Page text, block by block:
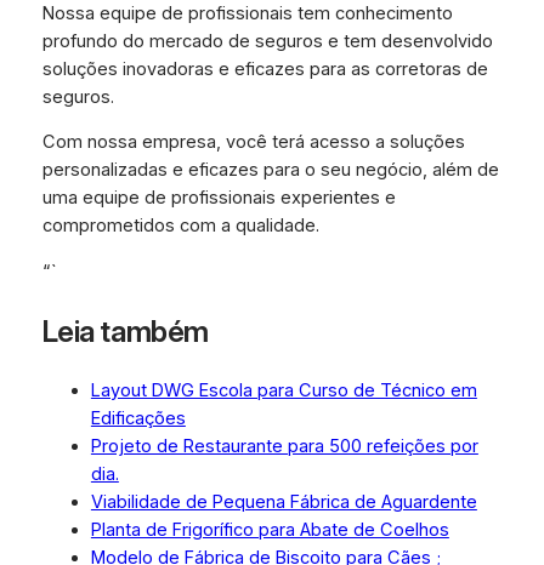
Nossa equipe de profissionais tem conhecimento
profundo do mercado de seguros e tem desenvolvido
soluções inovadoras e eficazes para as corretoras de
seguros.
Com nossa empresa, você terá acesso a soluções
personalizadas e eficazes para o seu negócio, além de
uma equipe de profissionais experientes e
comprometidos com a qualidade.
“`
Leia também
Layout DWG Escola para Curso de Técnico em
Edificações
Projeto de Restaurante para 500 refeições por
dia.
Viabilidade de Pequena Fábrica de Aguardente
Planta de Frigorífico para Abate de Coelhos
Modelo de Fábrica de Biscoito para Cães ;